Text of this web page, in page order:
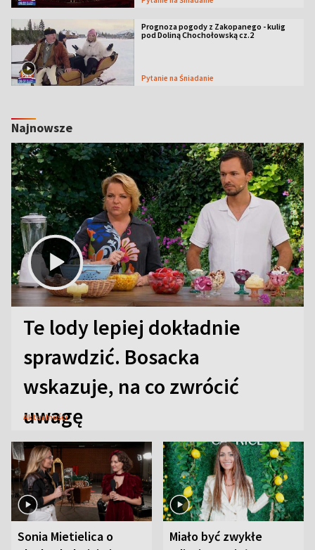
Prognoza pogody z Zakopanego - kulig
pod Doliną Chochołowską cz.2
Pytanie na Śniadanie
Najnowsze
Te lody lepiej dokładnie
sprawdzić. Bosacka
wskazuje, na co zwrócić
uwagę
Aktualności
Sonia Mietielica o
Miało być zwykłe